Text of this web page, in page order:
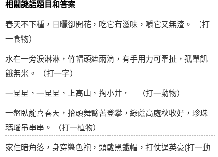
相關謎語題目和答案
春天不下種，日曬卻開花，吃它有滋味，嚼它又無渣。 （打
一食物）
水在一旁淚淋淋，竹帽頭遮雨滴，有手用力可牽扯，孤單飢
餓無米。 （打一字）
一星星，一星星，上高山，掏小井。 （打一動物）
一盤臥龍喜春天，抬頭舞臂苦登攀，綠蔭高處秋收好，珍珠
瑪瑙吊串串。 （打一植物）
家住暗角落，身穿醬色袍，頭戴黑鐵帽，打仗逞英豪(打一動